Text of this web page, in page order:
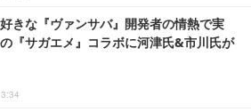
好きな『ヴァンサバ』開発者の情熱で実
『サガエメ』コラボに河津氏&市川氏が